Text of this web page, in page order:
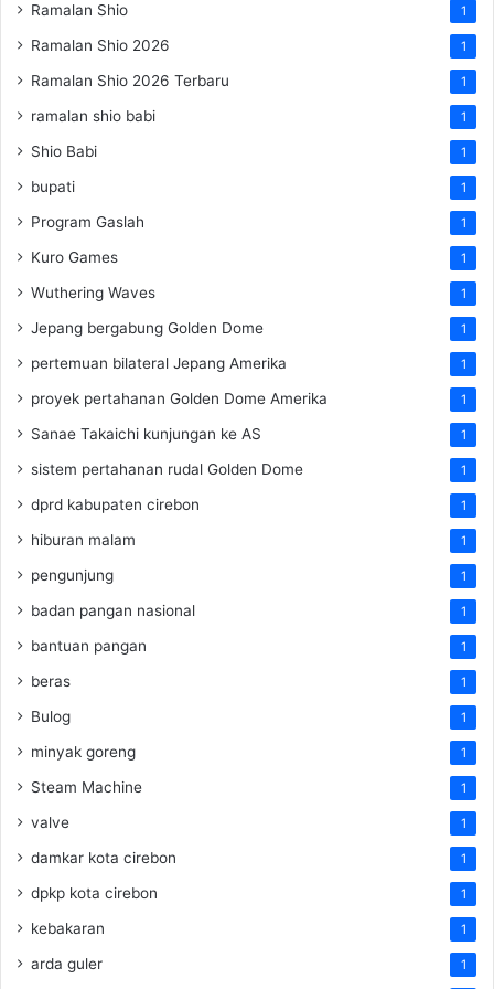
Ramalan Shio 1
Ramalan Shio 2026 1
Ramalan Shio 2026 Terbaru 1
ramalan shio babi 1
Shio Babi 1
bupati 1
Program Gaslah 1
Kuro Games 1
Wuthering Waves 1
Jepang bergabung Golden Dome 1
pertemuan bilateral Jepang Amerika 1
proyek pertahanan Golden Dome Amerika 1
Sanae Takaichi kunjungan ke AS 1
sistem pertahanan rudal Golden Dome 1
dprd kabupaten cirebon 1
hiburan malam 1
pengunjung 1
badan pangan nasional 1
bantuan pangan 1
beras 1
Bulog 1
minyak goreng 1
Steam Machine 1
valve 1
damkar kota cirebon 1
dpkp kota cirebon 1
kebakaran 1
arda guler 1